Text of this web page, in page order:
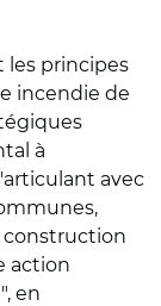
les principes
incendie de
à
avec
construction
action
en